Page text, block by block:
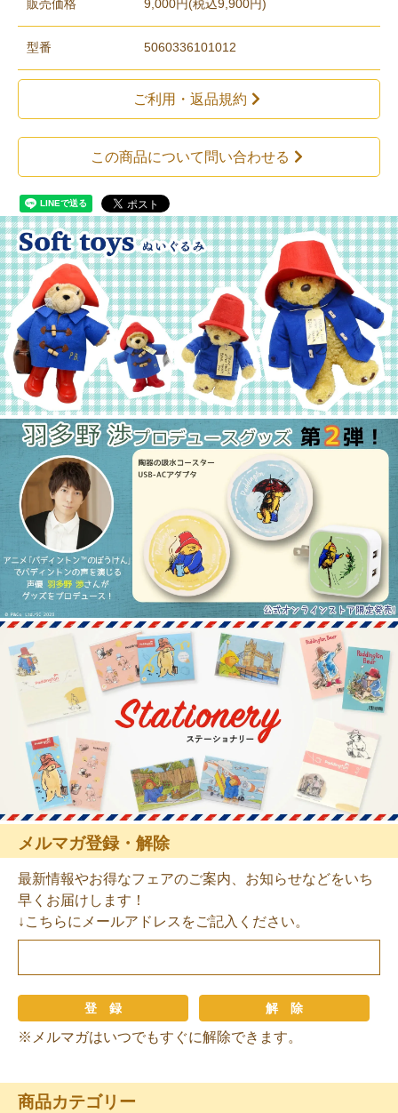
販売価格 9,000円(税込9,900円)
型番 5060336101012
ご利用・返品規約
この商品について問い合わせる
メルマガ登録・解除
最新情報やお得なフェアのご案内、お知らせなどをいち
早くお届けします！
↓こちらにメールアドレスをご記入ください。
※メルマガはいつでもすぐに解除できます。
商品カテゴリー